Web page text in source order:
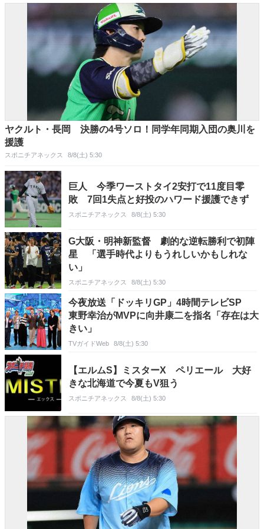
ヤクルト・長岡 決勝の4号ソロ！同学年同期入団の奥川を
援護
スポニチアネックス 8/8(土) 5:30
巨人 今季ワーストタイ2安打で11度目零
敗 7回1失点と好投のハワード援護できず
スポニチアネックス 8/8(土) 5:30
G大阪・明神新監督 劇的な逆転勝利で初陣
星 「選手時代よりもうれしいかもしれな
い」
スポニチアネックス 8/8(土) 5:30
今夜放送「ドッキリGP」4時間テレビSP
東野幸治がMVPに向井康二を指名「存在は大
きい」
TVガイドWeb 8/8(土) 5:30
【エルムS】ミスターX ペリエール 大好
きな北海道で今夏もV狙う
スポニチアネックス 8/8(土) 5:30